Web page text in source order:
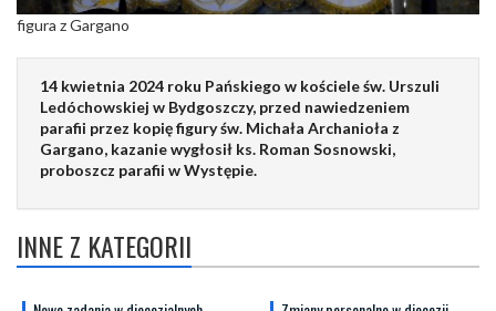
figura z Gargano
14 kwietnia 2024 roku Pańskiego w kościele św. Urszuli
Ledóchowskiej w Bydgoszczy, przed nawiedzeniem
parafii przez kopię figury św. Michała Archanioła z
Gargano, kazanie wygłosił ks. Roman Sosnowski,
proboszcz parafii w Występie.
INNE Z KATEGORII